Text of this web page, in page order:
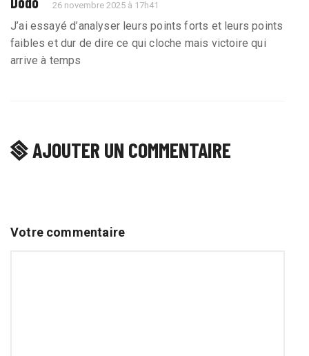
26 novembre 2025 à 17h41
J’ai essayé d’analyser leurs points forts et leurs points
faibles et dur de dire ce qui cloche mais victoire qui
arrive à temps
AJOUTER UN COMMENTAIRE
Votre commentaire